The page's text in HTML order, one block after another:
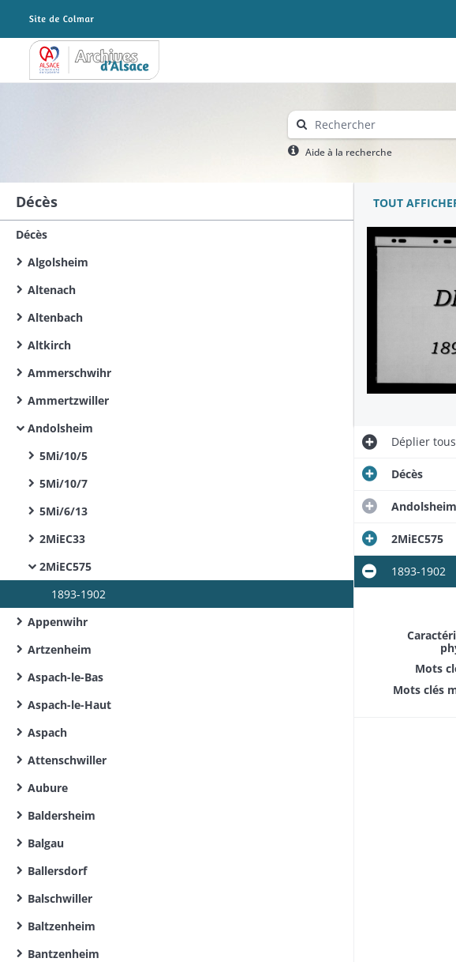
Archives Alsace - Colmar
Aide à la recherche
Décès
Décès
Algolsheim
Altenach
Altenbach
Altkirch
Ammerschwihr
Ammertzwiller
Andolsheim
5Mi/10/5
5Mi/10/7
5Mi/6/13
2MiEC33
2MiEC575
1893-1902
Appenwihr
Artzenheim
Aspach-le-Bas
Aspach-le-Haut
Aspach
Attenschwiller
Aubure
Baldersheim
Balgau
Ballersdorf
Balschwiller
Baltzenheim
Bantzenheim
TOUT
Déplier
Décès
Andolsheim
2MiEC575
1893-1902
Mots
Mots clés